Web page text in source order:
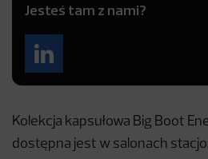
Jesteś tam z nami?
Kolekcja kapsułowa Big Boot
dostępna jest w salonach